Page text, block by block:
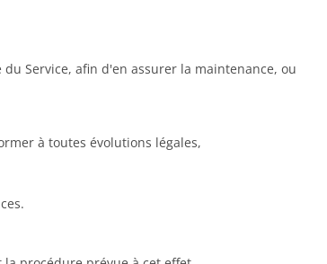
Service, afin d'en assurer la maintenance, ou
à toutes évolutions légales,